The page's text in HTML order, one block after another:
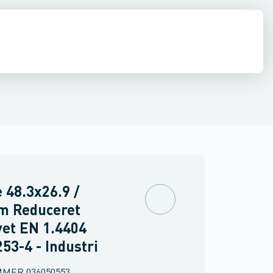
48.3x26.9 /
Reduceret
EN 1.4404
4 - Industri